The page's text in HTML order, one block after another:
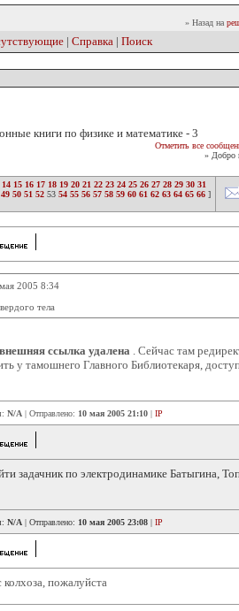
» Назад на
| Справка | Поиск
книги по физике и математике - 3
Отметить все
» Добро
14 15 16 17 18 19 20 21 22 23 24 25 26 27 28 29 30 31
49 50 51 52 53 54 55 56 57 58 59 60 61 62 63 64 65 66 ]
2005 8:34
тела
внешняя ссылка удалена . Сейчас там
у тамошнего Главного Библиотекаря,
N/A | Отправлено: 10 мая 2005 21:10 | IP
задачник по электродинамике Батыгина,
N/A | Отправлено: 10 мая 2005 23:08 | IP
пожалуйста